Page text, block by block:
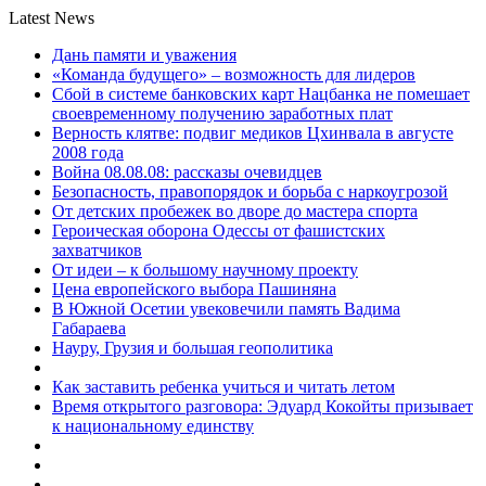
Latest News
Дань памяти и уважения
«Команда будущего» – возможность для лидеров
Сбой в системе банковских карт Нацбанка не помешает
своевременному получению заработных плат
Верность клятве: подвиг медиков Цхинвала в августе
2008 года
Война 08.08.08: рассказы очевидцев
Безопасность, правопорядок и борьба с наркоугрозой
От детских пробежек во дворе до мастера спорта
Героическая оборона Одессы от фашистских
захватчиков
От идеи – к большому научному проекту
Цена европейского выбора Пашиняна
В Южной Осетии увековечили память Вадима
Габараева
Науру, Грузия и большая геополитика
Как заставить ребенка учиться и читать летом
Время открытого разговора: Эдуард Кокойты призывает
к национальному единству